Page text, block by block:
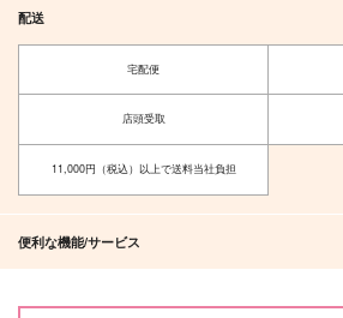
配送
宅配便
店頭受取
11,000円（税込）以上で送料当社負担
便利な機能/サービス